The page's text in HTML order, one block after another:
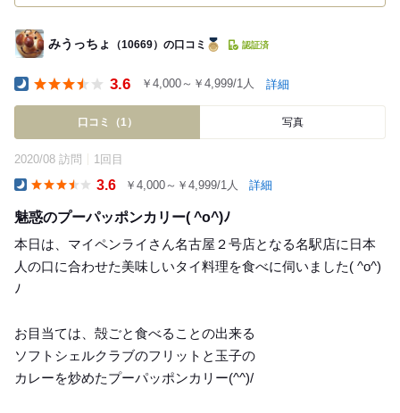
みうっちょ （10669）の口コミ 認証済
3.6 ￥4,000～￥4,999/1人 詳細
口コミ（1） 写真
2020/08 訪問 1回目
3.6 ￥4,000～￥4,999/1人 詳細
魅惑のプーパッポンカリー( ^o^)ﾉ
本日は、マイペンライさん名古屋２号店となる名駅店に日本
人の口に合わせた美味しいタイ料理を食べに伺いました( ^o^)
ﾉ
お目当ては、殻ごと食べることの出来る
ソフトシェルクラブのフリットと玉子の
カレーを炒めたプーパッポンカリー(^^)/